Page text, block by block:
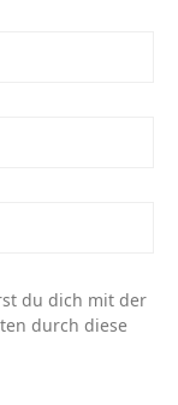
du dich mit der
durch diese